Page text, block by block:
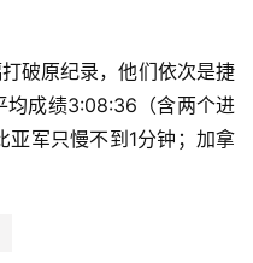
破原纪录，他们依次是捷
成绩3:08:36（含两个进
军只慢不到1分钟；加拿